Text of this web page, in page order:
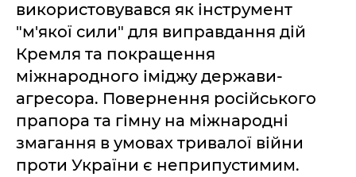
використовувався як інструмент
"м'якої сили" для виправдання дій
Кремля та покращення
міжнародного іміджу держави-
агресора. Повернення російського
прапора та гімну на міжнародні
змагання в умовах тривалої війни
проти України є неприпустимим.